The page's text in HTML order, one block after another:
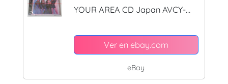
YOUR AREA CD Japan AVCY-
Ver en ebay.com
eBay